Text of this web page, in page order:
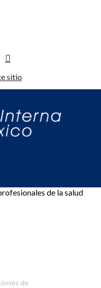
sitio
de la salud
de